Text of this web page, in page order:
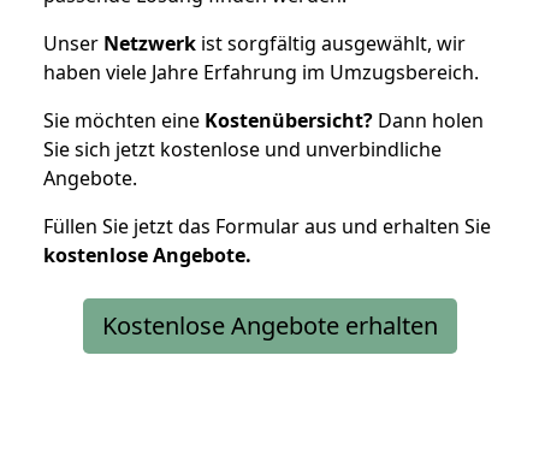
Unser Netzwerk ist sorgfältig ausgewählt, wir
haben viele Jahre Erfahrung im Umzugsbereich.
Sie möchten eine Kostenübersicht? Dann holen
Sie sich jetzt kostenlose und unverbindliche
Angebote.
Füllen Sie jetzt das Formular aus und erhalten Sie
kostenloseAngebote.
Kostenlose Angebote erhalten